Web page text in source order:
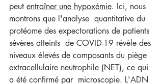
peut entraîner une hypoxémie. Ici, nous
montrons que l'analyse  quantitative du
protéome des expectorations de patients
sévères atteints  de COVID-19 révèle des
niveaux élevés de composants du piège
extracellulaire neutrophile (NET), ce qui
a été confirmé par  microscopie. L'ADN